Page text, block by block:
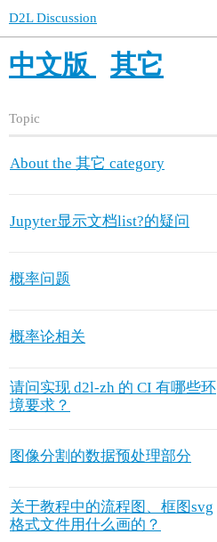
D2L Discussion
中文版 其它
Topic
About the 其它 category
Jupyter显示文档list?的疑问
概率问题
概率论相关
请问实现 d2l-zh 的 CI 有哪些环
境要求？
图像分割的数据预处理部分
关于教程中的流程图、框图svg
格式文件用什么画的？